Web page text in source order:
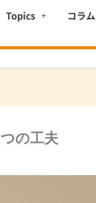
Topics コラム
の工夫